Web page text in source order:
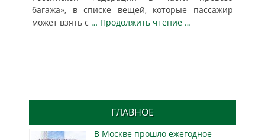
багажа», в списке вещей, которые пассажир
может взять с … Продолжить чтение …
ГЛАВНОЕ
В Москве прошло ежегодное